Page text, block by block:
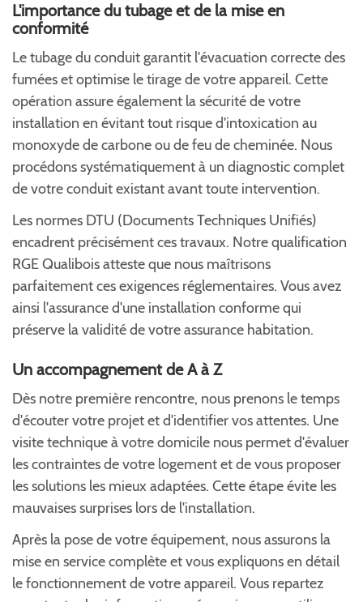
L'importance du tubage et de la mise en
conformité
Le tubage du conduit garantit l'évacuation correcte des
fumées et optimise le tirage de votre appareil. Cette
opération assure également la sécurité de votre
installation en évitant tout risque d'intoxication au
monoxyde de carbone ou de feu de cheminée. Nous
procédons systématiquement à un diagnostic complet
de votre conduit existant avant toute intervention.
Les normes DTU (Documents Techniques Unifiés)
encadrent précisément ces travaux. Notre qualification
RGE Qualibois atteste que nous maîtrisons
parfaitement ces exigences réglementaires. Vous avez
ainsi l'assurance d'une installation conforme qui
préserve la validité de votre assurance habitation.
Un accompagnement de A à Z
Dès notre première rencontre, nous prenons le temps
d'écouter votre projet et d'identifier vos attentes. Une
visite technique à votre domicile nous permet d'évaluer
les contraintes de votre logement et de vous proposer
les solutions les mieux adaptées. Cette étape évite les
mauvaises surprises lors de l'installation.
Après la pose de votre équipement, nous assurons la
mise en service complète et vous expliquons en détail
le fonctionnement de votre appareil. Vous repartez